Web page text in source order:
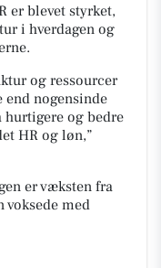
er blevet styrket,
i hverdagen og
og ressourcer
end nogensinde
hurtigere og bedre
HR og løn,”
er væksten fra
voksede med